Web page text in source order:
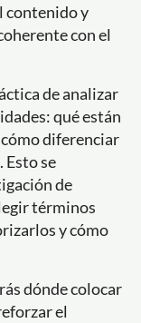
contenido y
con el
de analizar
qué están
diferenciar
Esto se
de
términos
y cómo
dónde colocar
el